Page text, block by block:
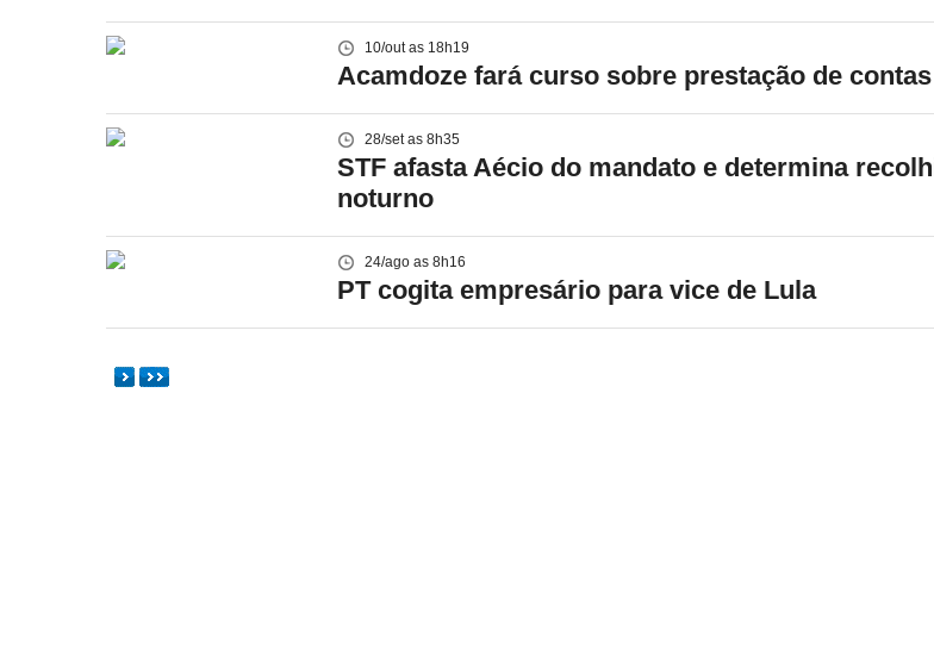
10/out as 18h19
Acamdoze fará curso sobre prestação de
28/set as 8h35
STF afasta Aécio do mandato e determina
noturno
24/ago as 8h16
PT cogita empresário para vice de Lula